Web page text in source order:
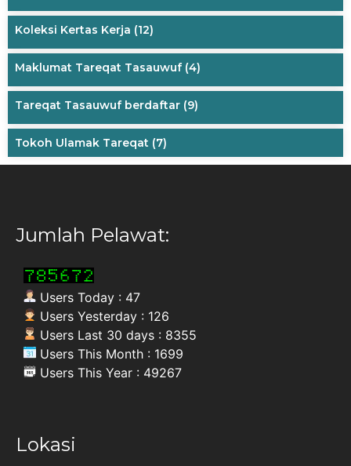
Koleksi Kertas Kerja (12)
Maklumat Tareqat Tasauwuf(4)
Tareqat Tasauwuf berdaftar (9)
Tokoh Ulamak Tareqat (7)
Jumlah Pelawat:
Users Today : 47
Users Yesterday : 126
Users Last 30 days : 8355
Users This Month : 1699
Users This Year : 49267
Lokasi